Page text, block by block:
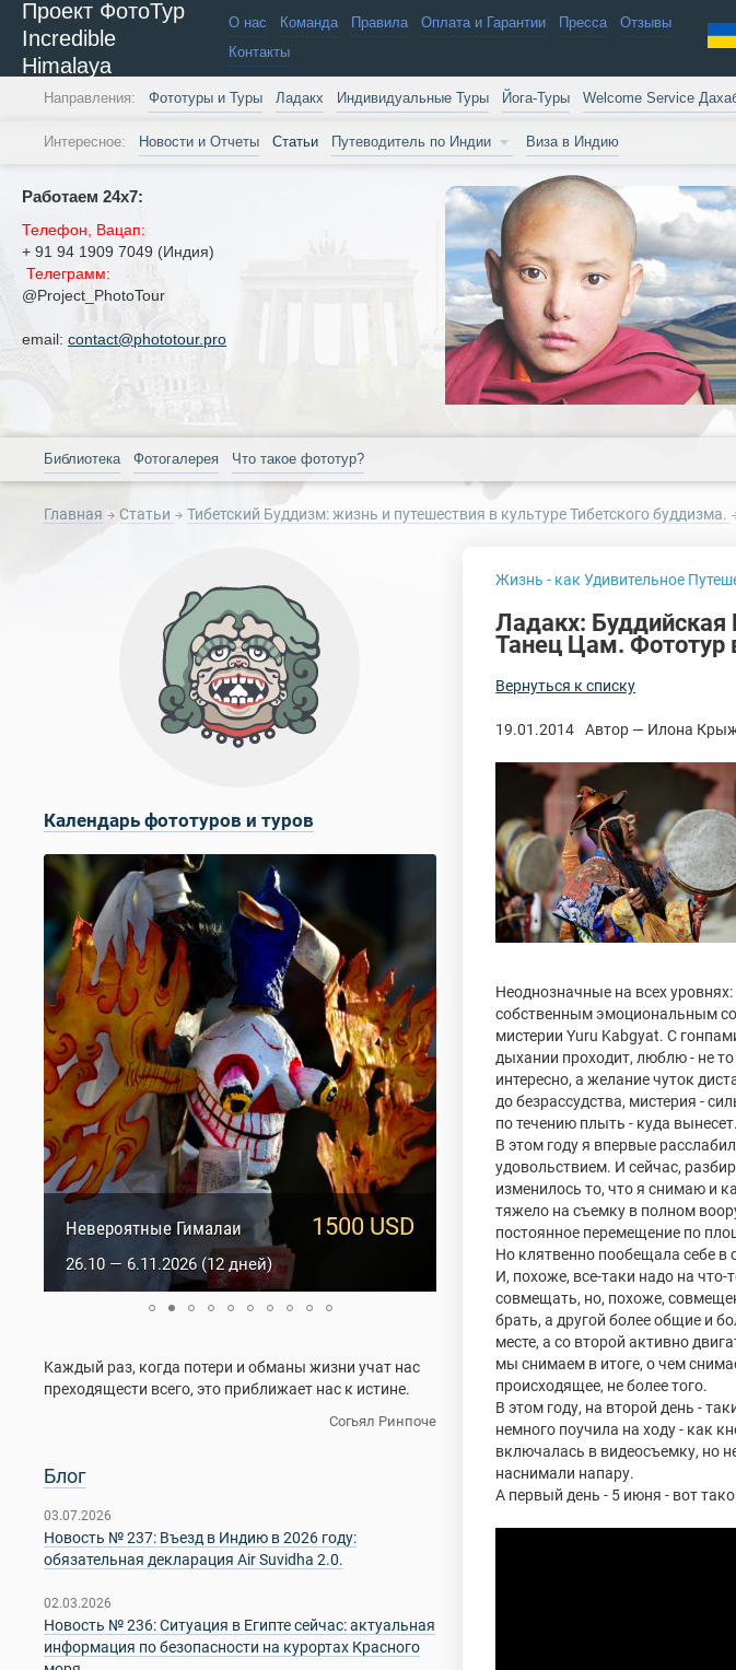
Проект ФотоТур
Incredible
Himalaya
О нас Команда Правила Оплата и Гарантии Пресса
Отзывы
Контакты
Направления: Фототуры и Туры Ладакх Индивидуальные Туры Йога-Туры Welcome Service
Интересное: Новости и Отчеты Статьи Путеводитель по Индии Виза в Индию
Работаем 24х7:
Телефон, Вацап:
+ 91 94 1909 7049 (Индия)
Телеграмм:
@Project_PhotoTour
email: contact@phototour.pro
Библиотека Фотогалерея Что такое фототур?
Главная Статьи Тибетский Буддизм: жизнь и путешествия в культуре Тибетского буддизма.
Календарь фототуров и туров
950 USD
Сакральный Ладакх
5.10 — 14.10.2026 (10 дней)
1500 USD
Невероятные Гималаи
26.10 — 6.11.2026 (12 дней)
Kаждый раз, когда потери и обманы жизни учат нас
преходящести всего, это приближает нас к истине.
Согьял Ринпоче
Блог
03.07.2026
Новость № 237: Въезд в Индию в 2026 году:
обязательная декларация Air Suvidha 2.0.
02.03.2026
Новость № 236: Ситуация в Египте сейчас: актуальная
информация по безопасности на курортах Красного
Жизнь - как Удивительное
Ладакх: Буддийская
Танец Цам. Фототур
Вернуться к списку
19.01.2014 Автор — Илона
Неоднозначные на всех
собственным эмоциональным
мистерии Yuru Kabgyat. С
дыхании проходит, люблю - не
интересно, а желание чуток
до безрассудства, мистерия -
по течению плыть - куда вынесет.
В этом году я впервые
удовольствием. И сейчас,
изменилось то, что я снимаю и
тяжело на съемку в полном
постоянное перемещение по
Но клятвенно пообещала себе
И, похоже, все-таки надо на
совмещать, но, похоже,
брать, а другой более общие и
месте, а со второй активно
мы снимаем в итоге, о чем
происходящее, не более того.
В этом году, на второй день -
немного поучила на ходу - как
включалась в видеосъемку, но
наснимали напару.
А первый день - 5 июня - вот